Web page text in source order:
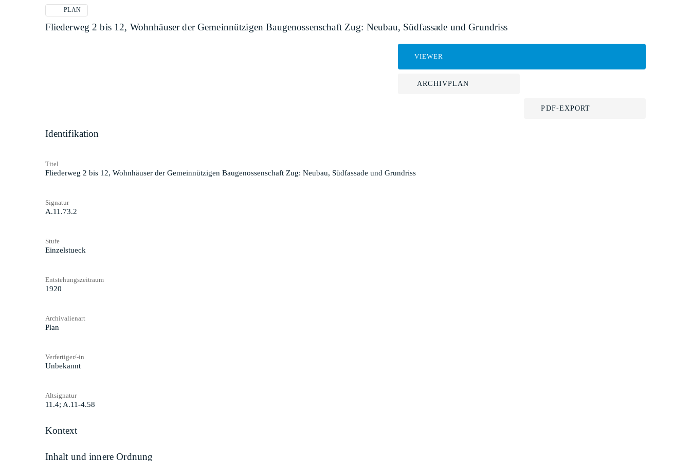
PLAN
Fliederweg 2 bis 12, Wohnhäuser der Gemeinnützigen Baugenossenschaft Zug: Neubau, Südfassade und Grundriss
VIEWER
ARCHIVPLAN
PDF-EXPORT
Identifikation
Titel
Fliederweg 2 bis 12, Wohnhäuser der Gemeinnützigen Baugenossenschaft Zug: Neubau, Südfassade und Grundriss
Signatur
A.11.73.2
Stufe
Einzelstueck
Entstehungszeitraum
1920
Archivalienart
Plan
Verfertiger/-in
Unbekannt
Altsignatur
11.4; A.11-4.58
Kontext
Inhalt und innere Ordnung